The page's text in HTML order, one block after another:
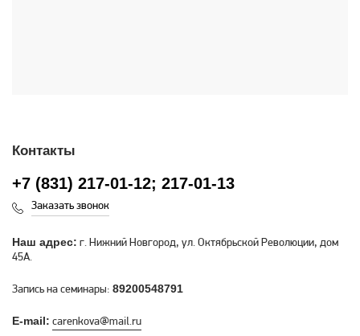
Контакты
+7 (831) 217-01-12; 217-01-13
Заказать звонок
Наш адрес: г. Нижний Новгород, ул. Октябрьской Революции, дом
45А.
Запись на семинары: 89200548791
E-mail: carenkova@mail.ru